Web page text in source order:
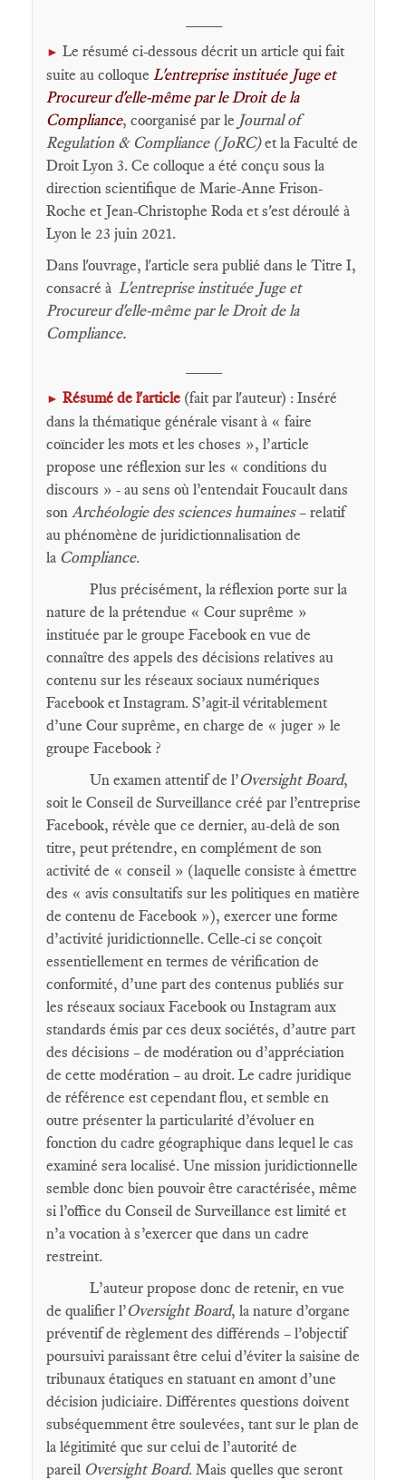
► Le résumé ci-dessous décrit un article qui fait
suite au colloque L'entreprise instituée Juge et
Procureur d'elle-même par le Droit de la
Compliance, coorganisé par le Journal of
Regulation & Compliance (JoRC)et la Faculté de
Droit Lyon 3. Ce colloque a été conçu sous la
direction scientifique de Marie-Anne Frison-
Roche et Jean-Christophe Roda et s'est déroulé à
Lyon le 23 juin 2021.
Dans l'ouvrage, l'article sera publié dans le Titre I,
consacré à L'entreprise instituée Juge et
Procureur d'elle-même par le Droit de la
Compliance.
► Résumé de l'article (fait par l'auteur) : Inséré
dans la thématique générale visant à « faire
coïncider les mots et les choses », l’article
propose une réflexion sur les « conditions du
discours » - au sens où l’entendait Foucault dans
son Archéologie des sciences humaines– relatif
au phénomène de juridictionnalisation de
la Compliance.
Plus précisément, la réflexion porte sur la
nature de la prétendue « Cour suprême »
instituée par le groupe Facebook en vue de
connaître des appels des décisions relatives au
contenu sur les réseaux sociaux numériques
Facebook et Instagram. S’agit-il véritablement
d’une Cour suprême, en charge de « juger » le
groupe Facebook ?
Un examen attentif de l’Oversight Board,
soit le Conseil de Surveillance créé par l’entreprise
Facebook, révèle que ce dernier, au-delà de son
titre, peut prétendre, en complément de son
activité de « conseil » (laquelle consiste à émettre
des « avis consultatifs sur les politiques en matière
de contenu de Facebook »), exercer une forme
d’activité juridictionnelle. Celle-ci se conçoit
essentiellement en termes de vérification de
conformité, d’une part des contenus publiés sur
les réseaux sociaux Facebook ou Instagram aux
standards émis par ces deux sociétés, d’autre part
des décisions – de modération ou d’appréciation
de cette modération – au droit. Le cadre juridique
de référence est cependant flou, et semble en
outre présenter la particularité d’évoluer en
fonction du cadre géographique dans lequel le cas
examiné sera localisé. Une mission juridictionnelle
semble donc bien pouvoir être caractérisée, même
si l’office du Conseil de Surveillance est limité et
n’a vocation à s’exercer que dans un cadre
restreint.
L’auteur propose donc de retenir, en vue
de qualifier l’Oversight Board, la nature d’organe
préventif de règlement des différends – l’objectif
poursuivi paraissant être celui d’éviter la saisine de
tribunaux étatiques en statuant en amont d’une
décision judiciaire. Différentes questions doivent
subséquemment être soulevées, tant sur le plan de
la légitimité que sur celui de l’autorité de
pareil Oversight Board. Mais quelles que seront